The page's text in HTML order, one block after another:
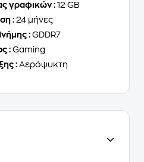
γραφικών :12 GB
: 24 μήνες
:GDDR7
: Gaming
:Αερόψυκτη